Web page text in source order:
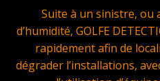
Suite à un sinistre, ou
d’humidité, GOLFE
rapidement afin de
dégrader l’installations,